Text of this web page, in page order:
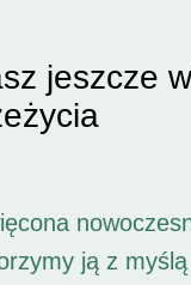
jeszcze
ją z